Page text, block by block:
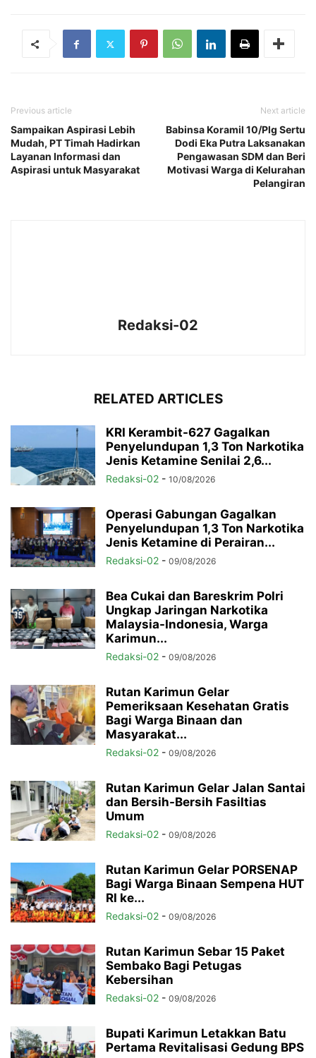
Previous article
Sampaikan Aspirasi Lebih
Mudah, PT Timah Hadirkan
Layanan Informasi dan
Aspirasi untuk Masyarakat
Next article
Babinsa Koramil 10/Plg Sertu
Dodi Eka Putra Laksanakan
Pengawasan SDM dan Beri
Motivasi Warga di Kelurahan
Pelangiran
Redaksi-02
RELATED ARTICLES
KRI Kerambit-627 Gagalkan
Penyelundupan 1,3 Ton Narkotika
Jenis Ketamine Senilai 2,6...
Redaksi-02 - 10/08/2026
Operasi Gabungan Gagalkan
Penyelundupan 1,3 Ton Narkotika
Jenis Ketamine di Perairan...
Redaksi-02 - 09/08/2026
Bea Cukai dan Bareskrim Polri
Ungkap Jaringan Narkotika
Malaysia-Indonesia, Warga
Karimun...
Redaksi-02 - 09/08/2026
Rutan Karimun Gelar
Pemeriksaan Kesehatan Gratis
Bagi Warga Binaan dan
Masyarakat...
Redaksi-02 - 09/08/2026
Rutan Karimun Gelar Jalan Santai
dan Bersih-Bersih Fasiltias
Umum
Redaksi-02 - 09/08/2026
Rutan Karimun Gelar PORSENAP
Bagi Warga Binaan Sempena HUT
RI ke...
Redaksi-02 - 09/08/2026
Rutan Karimun Sebar 15 Paket
Sembako Bagi Petugas
Kebersihan
Redaksi-02 - 09/08/2026
Bupati Karimun Letakkan Batu
Pertama Revitalisasi Gedung BPS